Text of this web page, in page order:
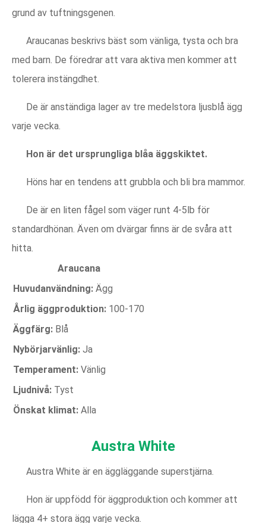
grund av tuftningsgenen.
Araucanas beskrivs bäst som vänliga, tysta och bra
med barn. De föredrar att vara aktiva men kommer att
tolerera instängdhet.
De är anständiga lager av tre medelstora ljusblå ägg
varje vecka.
Hon är det ursprungliga blåa äggskiktet.
Höns har en tendens att grubbla och bli bra mammor.
De är en liten fågel som väger runt 4-5lb för
standardhönan. Även om dvärgar finns är de svåra att
hitta.
Araucana
Huvudanvändning: Ägg
Årlig äggproduktion: 100-170
Äggfärg: Blå
Nybörjarvänlig: Ja
Temperament: Vänlig
Ljudnivå: Tyst
Önskat klimat: Alla
Austra White
Austra White är en äggläggande superstjärna.
Hon är uppfödd för äggproduktion och kommer att
lägga 4+ stora ägg varje vecka.